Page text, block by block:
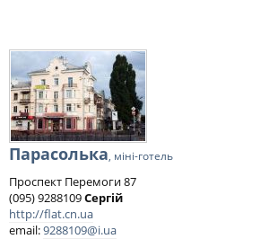
Парасолька, міні-готель
Проспект Перемоги 87
(095) 9288109Сергій
http://flat.cn.ua
email:9288109@i.ua